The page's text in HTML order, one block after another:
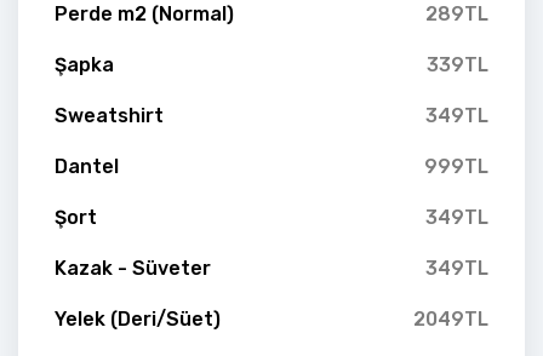
Perde m2 (Normal) 289TL
Şapka 339TL
Sweatshirt 349TL
Dantel 999TL
Şort 349TL
Kazak - Süveter 349TL
Yelek (Deri/Süet) 2049TL